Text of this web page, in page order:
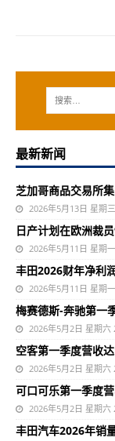
最新新闻
芝加哥商品交易所
2026年5月13日 星期
日产计划在欧洲裁
2026年5月11日 星期
丰田2026财年净利
2026年5月11日 星期
梅赛德斯-奔驰第一
2026年5月2日 星期六
空客第一季度营收
2026年5月2日 星期六
可口可乐第一季度
2026年5月2日 星期六
丰田汽车2026年销